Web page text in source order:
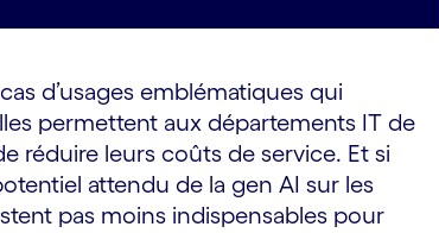
d’usages emblématiques qui
permettent aux départements IT de
réduire leurs coûts de service. Et si
attendu de la gen AI sur les
pas moins indispensables pour